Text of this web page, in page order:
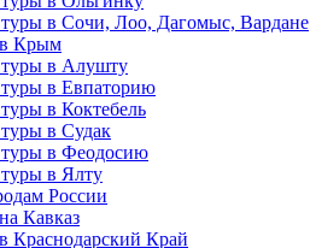
в Сочи, Лоо, Дагомыс, Вардане
Крым
в Алушту
в Евпаторию
в Коктебель
в Судак
в Феодосию
в Ялту
России
Кавказ
Краснодарский Край